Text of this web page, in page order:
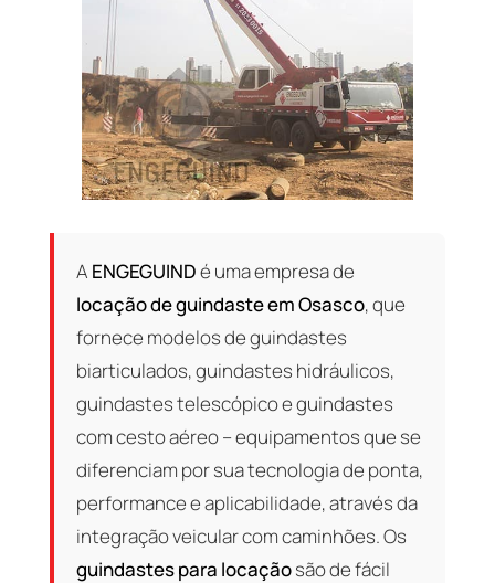
A ENGEGUINDé uma empresa de
locação de guindaste em Osasco, que
fornece modelos de guindastes
biarticulados, guindastes hidráulicos,
guindastes telescópico e guindastes
com cesto aéreo – equipamentos que se
diferenciam por sua tecnologia de ponta,
performance e aplicabilidade, através da
integração veicular com caminhões. Os
guindastes para locaçãosão de fácil